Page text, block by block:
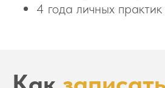
4 года личных практик